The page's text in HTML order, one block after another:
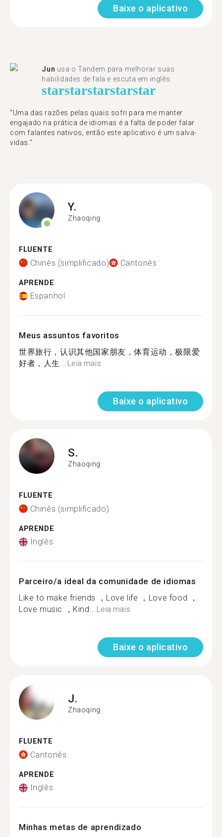
Baixe o aplicativo
Jun usa o Tandem para melhorar suas
habilidades de fala e escuta em inglês.
starstarstarstarstar
"Uma das razões pelas quais sofri para me manter
engajado na prática de idiomas é a falta de poder falar
com falantes nativos, então este aplicativo é um salva-
vidas."
Y.
Zhaoqing
FLUENTE
Chinês (simplificado) Cantonês
APRENDE
Espanhol
Meus assuntos favoritos
世界旅行，认识其他国家朋友，体育运动，极限爱
好者，人生...Leia mais
Baixe o aplicativo
S.
Zhaoqing
FLUENTE
Chinês (simplificado)
APRENDE
Inglês
Parceiro/a ideal da comunidade de idiomas
Like to make friends ，Love life ，Love food ，
Love music ，Kind...Leia mais
Baixe o aplicativo
J.
Zhaoqing
FLUENTE
Cantonês
APRENDE
Inglês
Minhas metas de aprendizado